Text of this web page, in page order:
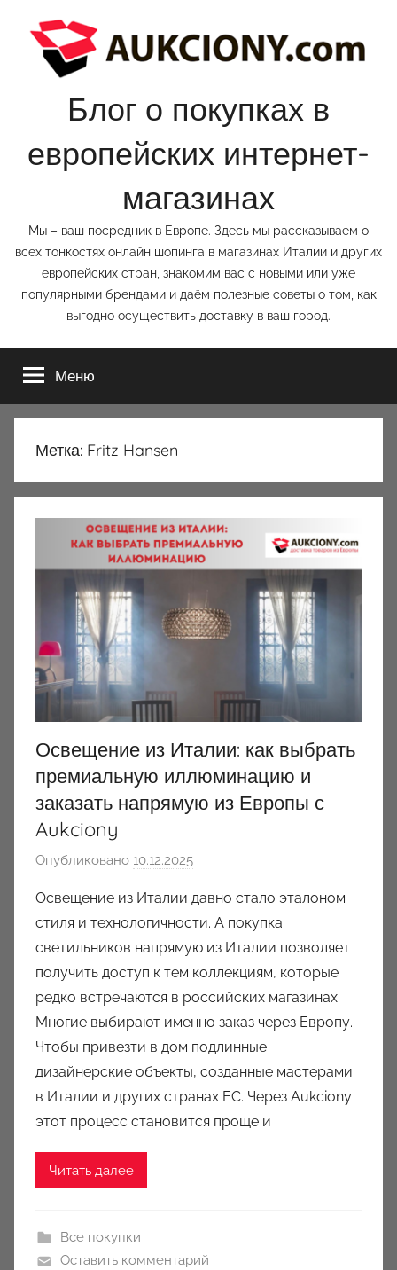
содержимому
Блог о покупках в
европейских интернет-
магазинах
Мы – ваш посредник в Европе. Здесь мы рассказываем о
всех тонкостях онлайн шопинга в магазинах Италии и других
европейских стран, знакомим вас с новыми или уже
популярными брендами и даём полезные советы о том, как
выгодно осуществить доставку в ваш город.
Меню
Метка: Fritz Hansen
Освещение из Италии: как выбрать
премиальную иллюминацию и
заказать напрямую из Европы с
Aukciony
Опубликовано 10.12.2025
т
о
р
о
м
a
u
c
Освещение из Италии давно стало эталоном
стиля и технологичности. А покупка
светильников напрямую из Италии позволяет
получить доступ к тем коллекциям, которые
редко встречаются в российских магазинах.
Многие выбирают именно заказ через Европу.
Чтобы привезти в дом подлинные
дизайнерские объекты, созданные мастерами
в Италии и других странах ЕС. Через Aukciony
этот процесс становится проще и
Читать далее
Все покупки
Оставить комментарий